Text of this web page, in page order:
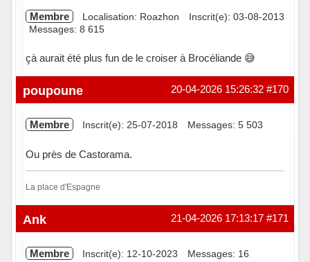
Membre Localisation: Roazhon
Inscrit(e): 03-08-2013
Messages: 8 615
çà aurait été plus fun de le croiser à Brocéliande 😅
Hors ligne #170
20-04-2026 15:26:32
poupoune
Membre Inscrit(e): 25-07-2018 Messages: 5 503
Ou près de Castorama.
La place d'Espagne
Hors ligne #171
21-04-2026 17:13:17
Ank
Membre Inscrit(e): 12-10-2023 Messages: 16